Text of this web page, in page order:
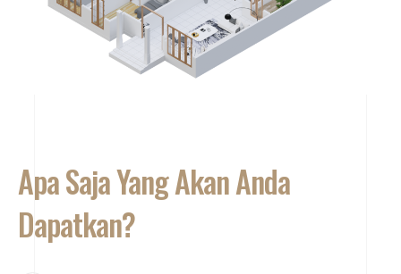
Apa Saja Yang Akan Anda
Dapatkan?